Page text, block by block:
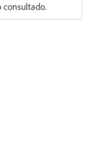
consultado.